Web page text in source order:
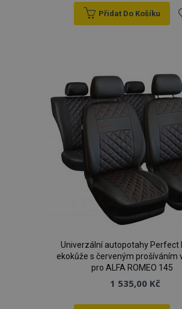
Přidat Do Košíku
Univerzální autopotahy Perfect
ekokůže s červeným prošíváním
pro ALFA ROMEO 145
1 535,00 Kč